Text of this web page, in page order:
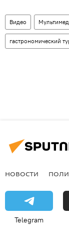
Видео
гастрономический
НОВОСТИ
Telegram